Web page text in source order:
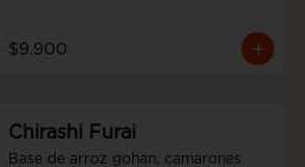
$9.900
Chirashi Furai
Base de arroz gohan, camarones